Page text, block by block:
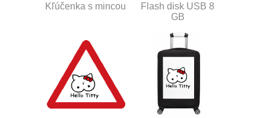
Kľúčenka s mincou
Flash disk USB 8
GB